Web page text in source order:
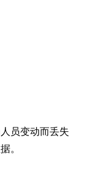
员变动而丢失
。